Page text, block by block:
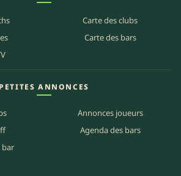
Carte des clubs
Carte des bars
PETITES ANNONCES
Annonces joueurs
Agenda des bars
bar